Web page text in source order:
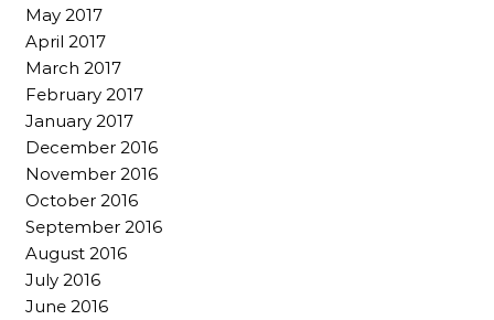
May 2017
April 2017
March 2017
February 2017
January 2017
December 2016
November 2016
October 2016
September 2016
August 2016
July 2016
June 2016